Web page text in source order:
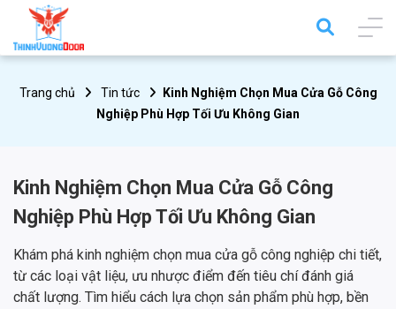
Trang chủ Tin tức
Kinh Nghiệm Chọn Mua Cửa Gỗ Công
Nghiệp Phù Hợp Tối Ưu Không Gian
Kinh Nghiệm Chọn Mua Cửa Gỗ Công
Nghiệp Phù Hợp Tối Ưu Không Gian
Khám phá kinh nghiệm chọn mua cửa gỗ công nghiệp chi tiết,
từ các loại vật liệu, ưu nhược điểm đến tiêu chí đánh giá
chất lượng. Tìm hiểu cách lựa chọn sản phẩm phù hợp, bền